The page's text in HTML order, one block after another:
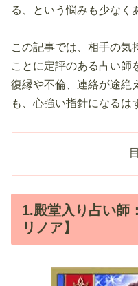
る、という悩みも少なく
この記事では、相手の気
ことに定評のある占い師
復縁や不倫、連絡が途絶
も、心強い指針になるは
1.殿堂入り占い師
リノア】